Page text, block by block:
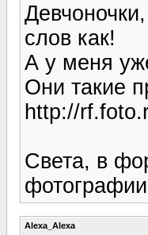
слов как!
А у меня
Они такие
http://
Света, в
Alexa_Alexa